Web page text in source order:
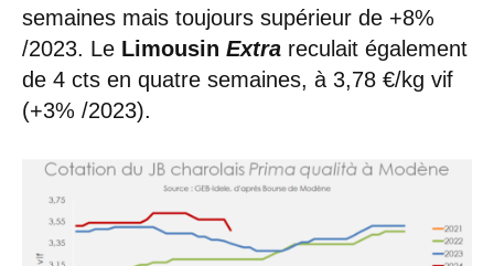
semaines mais toujours supérieur de +8%
/2023. Le Limousin Extra reculait également
de 4 cts en quatre semaines, à 3,78 €/kg vif
(+3% /2023).